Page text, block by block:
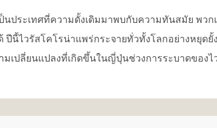
ะเทศที่ความดั้งเดิมมาพบกับความทันสมัย พวกเ
นี้ไวรัสโคโรน่าแพร่กระจายทั่วทั้งโลกอย่างหยุด
มเปลี่ยนแปลงที่เกิดขึ้นในญี่ปุ่นช่วงการระบาดของไ